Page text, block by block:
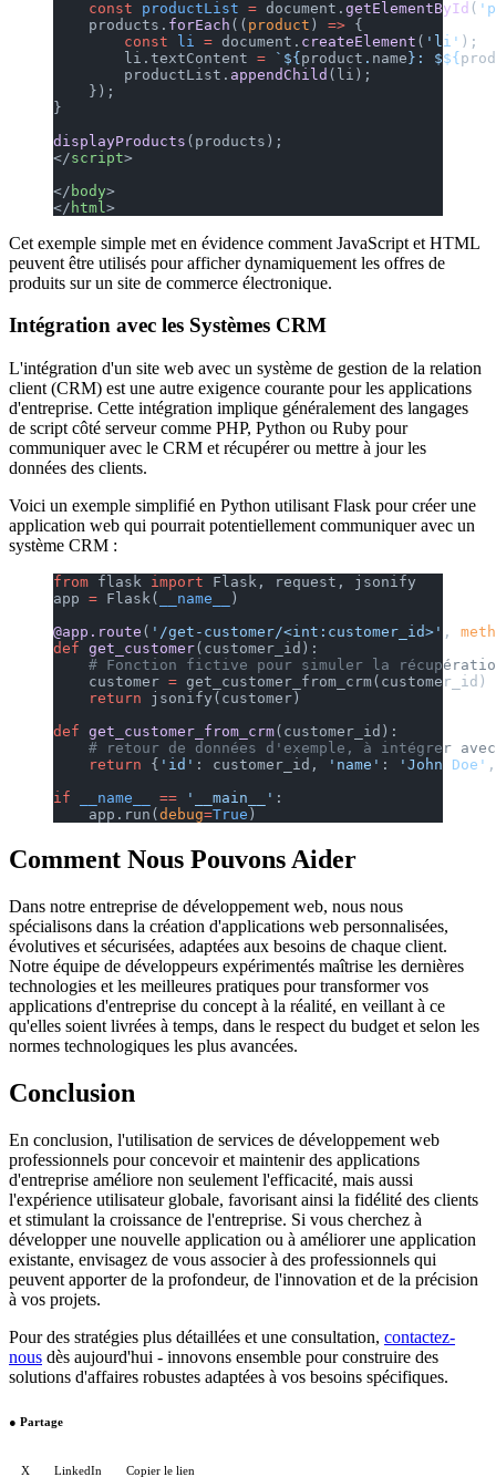
    const
productList = document. getElementById (
    products.
forEach (( product ) => {
        const
li = document. createElement ( 'li' );
        li.textContent
= `${product . name}: $${
        productList.
appendChild (li);
    });
}
displayProducts (products);
</script>
</ body>
</ html >
Cet exemple simple met en évidence comment JavaScript et HTML
peuvent être utilisés pour afficher dynamiquement les offres de
produits sur un site de commerce électronique.
Intégration avec les Systèmes CRM
L'intégration d'un site web avec un système de gestion de la relation
client (CRM) est une autre exigence courante pour les applications
d'entreprise. Cette intégration implique généralement des langages
de script côté serveur comme PHP, Python ou Ruby pour
communiquer avec le CRM et récupérer ou mettre à jour les
données des clients.
Voici un exemple simplifié en Python utilisant Flask pour créer une
application web qui pourrait potentiellement communiquer avec un
système CRM :
from flask import Flask, request, jsonify
app = Flask( __name__
)
@app.route ( '/get-customer/<int:customer_id>' ,
def get_customer(customer_id):
# Fonction fictive pour simuler la
    customer
= get_customer_from_crm(customer_id)
    return
jsonify(customer)
def get_customer_from_crm(customer_id):
# retour de données d'exemple, à intégrer
    return
{ 'id' : customer_id, 'name' : 'John Doe'
if __name__ == '__main__' :
    app.run(
debug=True )
Comment Nous Pouvons Aider
Dans notre entreprise de développement web, nous nous
spécialisons dans la création d'applications web personnalisées,
évolutives et sécurisées, adaptées aux besoins de chaque client.
Notre équipe de développeurs expérimentés maîtrise les dernières
technologies et les meilleures pratiques pour transformer vos
applications d'entreprise du concept à la réalité, en veillant à ce
qu'elles soient livrées à temps, dans le respect du budget et selon les
normes technologiques les plus avancées.
Conclusion
En conclusion, l'utilisation de services de développement web
professionnels pour concevoir et maintenir des applications
d'entreprise améliore non seulement l'efficacité, mais aussi
l'expérience utilisateur globale, favorisant ainsi la fidélité des clients
et stimulant la croissance de l'entreprise. Si vous cherchez à
développer une nouvelle application ou à améliorer une application
existante, envisagez de vous associer à des professionnels qui
peuvent apporter de la profondeur, de l'innovation et de la précision
à vos projets.
Pour des stratégies plus détaillées et une consultation, contactez-
nous dès aujourd'hui - innovons ensemble pour construire des
solutions d'affaires robustes adaptées à vos besoins spécifiques.
● Partage
X LinkedIn Copier le lien